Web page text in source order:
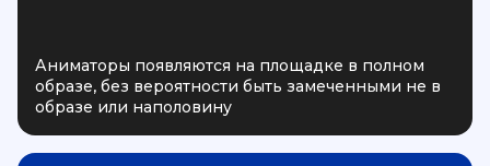
Аниматоры появляются на площадке в полном
образе, без вероятности быть замеченными не в
образе или наполовину